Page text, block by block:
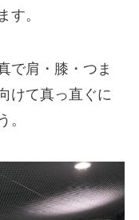
す。
で肩・膝・つま
けて真っ直ぐに
。